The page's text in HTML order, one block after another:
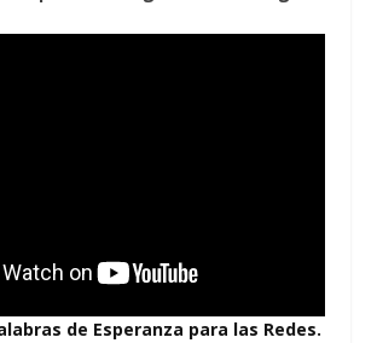
de Esperanza para las Redes.